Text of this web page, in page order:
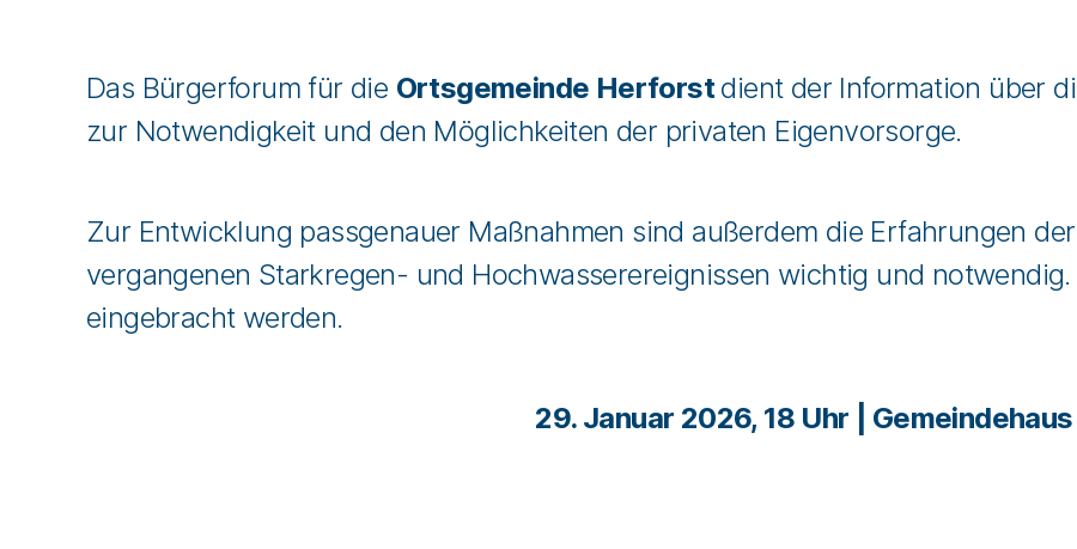
Das Bürgerforum für die Ortsgemeinde Herforstdient der Information über
zur Notwendigkeit und den Möglichkeiten der privaten Eigenvorsorge.
Zur Entwicklung passgenauer Maßnahmen sind außerdem die Erfahrungen
vergangenen Starkregen- und Hochwasserereignissen wichtig und
eingebracht werden.
29. Januar 2026, 18 Uhr | Gemeindehaus